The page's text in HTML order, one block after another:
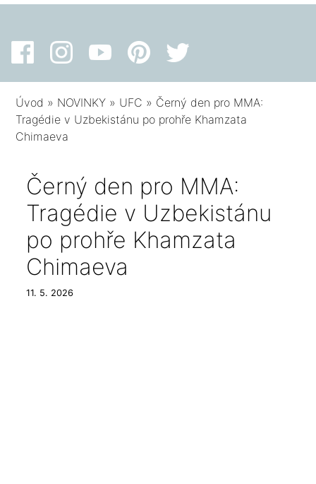
Úvod » NOVINKY » UFC » Černý den pro MMA:
Tragédie v Uzbekistánu po prohře Khamzata
Chimaeva
Černý den pro MMA:
Tragédie v Uzbekistánu
po prohře Khamzata
Chimaeva
11. 5. 2026